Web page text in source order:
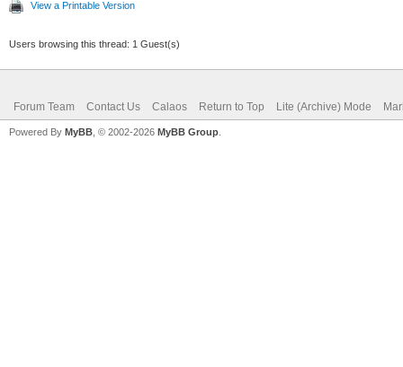
View a Printable Version
Users browsing this thread: 1 Guest(s)
Forum Team Contact Us Calaos Return to Top Lite (Archive) Mode
Powered By MyBB , © 2002-2026 MyBB Group